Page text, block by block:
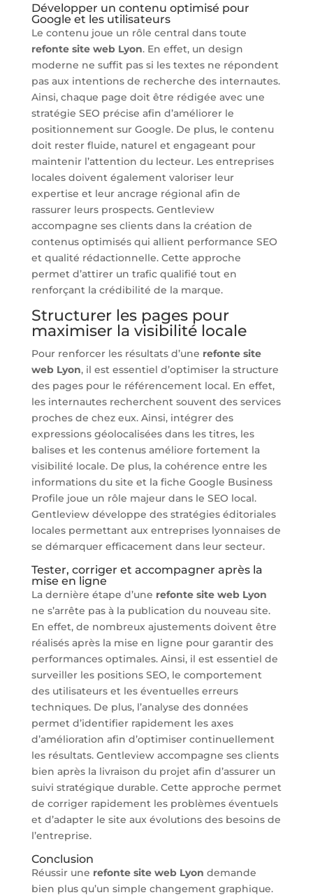
Développer un contenu optimisé pour
Google et les utilisateurs
Le contenu joue un rôle central dans toute
refonte site web Lyon. En effet, un design
moderne ne suffit pas si les textes ne répondent
pas aux intentions de recherche des internautes.
Ainsi, chaque page doit être rédigée avec une
stratégie SEO précise afin d’améliorer le
positionnement sur Google. De plus, le contenu
doit rester fluide, naturel et engageant pour
maintenir l’attention du lecteur. Les entreprises
locales doivent également valoriser leur
expertise et leur ancrage régional afin de
rassurer leurs prospects. Gentleview
accompagne ses clients dans la création de
contenus optimisés qui allient performance SEO
et qualité rédactionnelle. Cette approche
permet d’attirer un trafic qualifié tout en
renforçant la crédibilité de la marque.
Structurer les pages pour
maximiser la visibilité locale
Pour renforcer les résultats d’une refonte site
web Lyon, il est essentiel d’optimiser la structure
des pages pour le référencement local. En effet,
les internautes recherchent souvent des services
proches de chez eux. Ainsi, intégrer des
expressions géolocalisées dans les titres, les
balises et les contenus améliore fortement la
visibilité locale. De plus, la cohérence entre les
informations du site et la fiche Google Business
Profile joue un rôle majeur dans le SEO local.
Gentleview développe des stratégies éditoriales
locales permettant aux entreprises lyonnaises de
se démarquer efficacement dans leur secteur.
Tester, corriger et accompagner après la
mise en ligne
La dernière étape d’une refonte site web Lyon
ne s’arrête pas à la publication du nouveau site.
En effet, de nombreux ajustements doivent être
réalisés après la mise en ligne pour garantir des
performances optimales. Ainsi, il est essentiel de
surveiller les positions SEO, le comportement
des utilisateurs et les éventuelles erreurs
techniques. De plus, l’analyse des données
permet d’identifier rapidement les axes
d’amélioration afin d’optimiser continuellement
les résultats. Gentleview accompagne ses clients
bien après la livraison du projet afin d’assurer un
suivi stratégique durable. Cette approche permet
de corriger rapidement les problèmes éventuels
et d’adapter le site aux évolutions des besoins de
l’entreprise.
Conclusion
Réussir une refonte site web Lyon demande
bien plus qu’un simple changement graphique.